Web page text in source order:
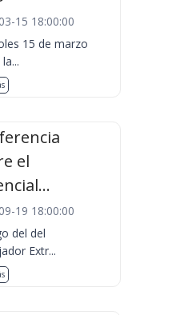
15 18:00:00
15 de marzo
el
19 18:00:00
del del
Extr...